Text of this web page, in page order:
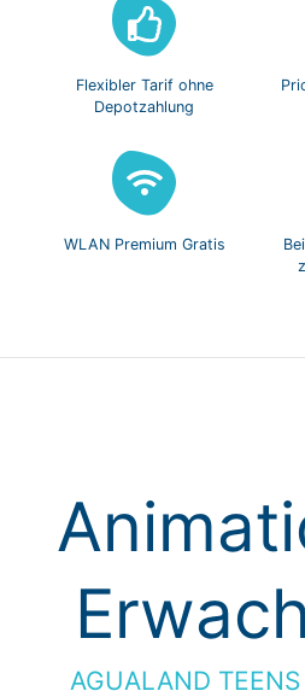
Flexibler Tarif ohne
Depotzahlung
WLAN Premium Gratis
AGUALAND